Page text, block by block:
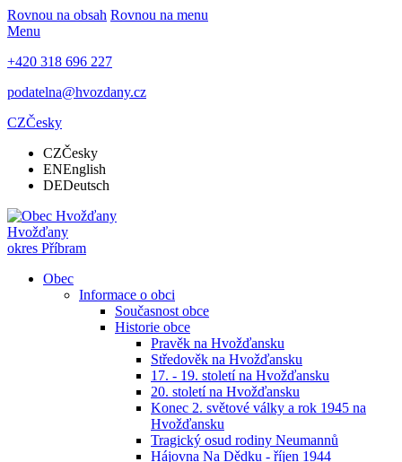
Rovnou na obsah Rovnou na menu
Menu
+420 318 696 227
podatelna@hvozdany.cz
CZČesky
CZČesky
ENEnglish
DEDeutsch
Hvožďany
okres Příbram
Obec
Informace o obci
Současnost obce
Historie obce
Pravěk na Hvožďansku
Středověk na Hvožďansku
17. - 19. století na Hvožďansku
20. století na Hvožďansku
Konec 2. světové války a rok 1945 na
Hvožďansku
Tragický osud rodiny Neumannů
Hájovna Na Dědku - říjen 1944